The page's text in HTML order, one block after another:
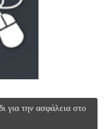
για την ασφάλεια στο